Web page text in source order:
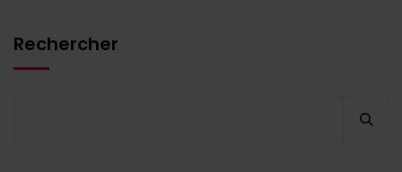
Rechercher